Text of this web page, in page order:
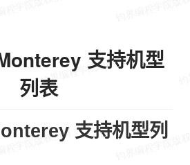
支持机型
列表
支持机型列